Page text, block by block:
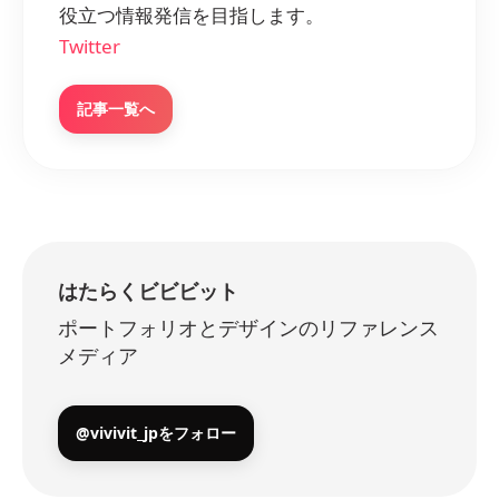
役立つ情報発信を目指します。
Twitter
記事一覧へ
はたらくビビビット
ポートフォリオとデザインのリファレンス
メディア
@vivivit_jpをフォロー